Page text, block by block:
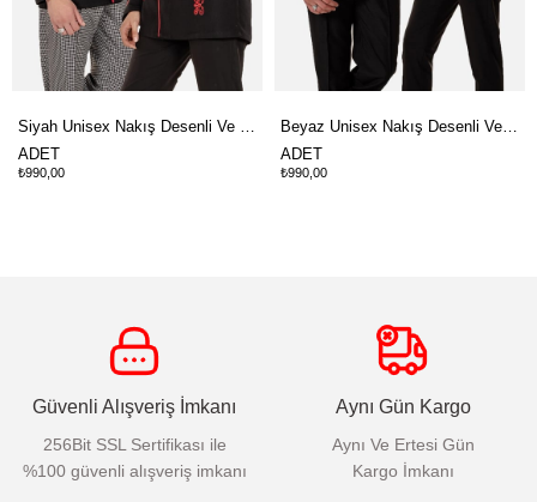
ADET
₺990,00
ADET
₺990,00
Güvenli Alışveriş İmkanı
256Bit SSL Sertifikası ile
%100 güvenli alışveriş imkanı
Aynı Gün Kargo
Aynı Ve Ertesi Gün
Kargo İmkanı